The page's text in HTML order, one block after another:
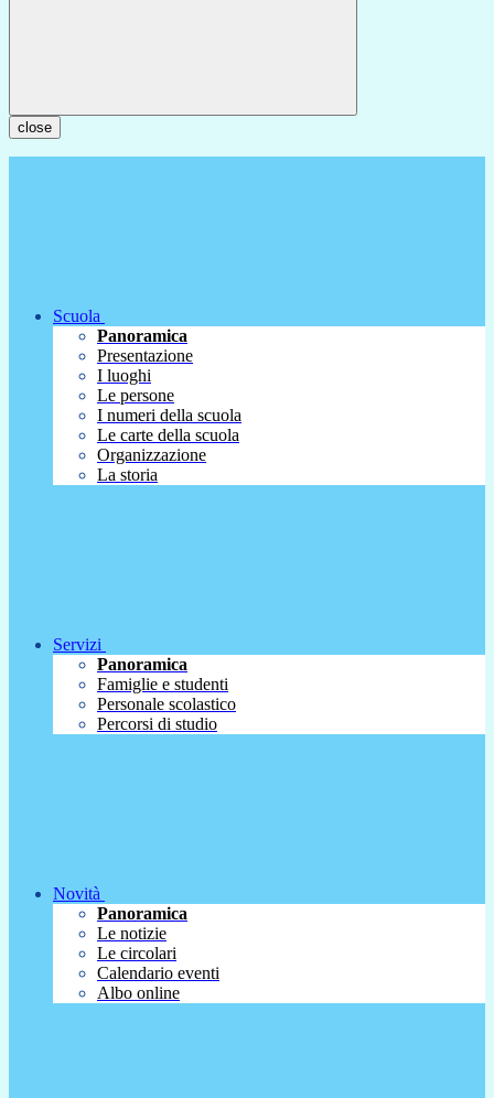
close
Scuola
Panoramica
Presentazione
I luoghi
Le persone
I numeri della scuola
Le carte della scuola
Organizzazione
La storia
Servizi
Panoramica
Famiglie e studenti
Personale scolastico
Percorsi di studio
Novità
Panoramica
Le notizie
Le circolari
Calendario eventi
Albo online